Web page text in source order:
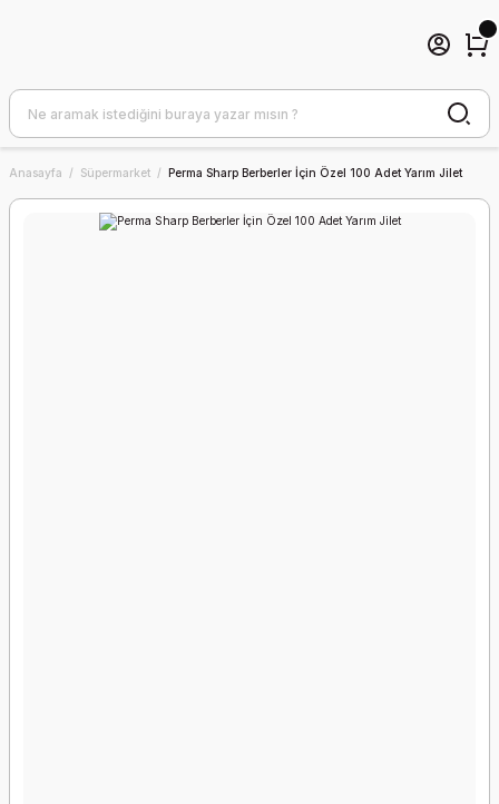
Anasayfa Süpermarket Perma Sharp Berberler İçin Özel 100 Adet Yarım Jilet